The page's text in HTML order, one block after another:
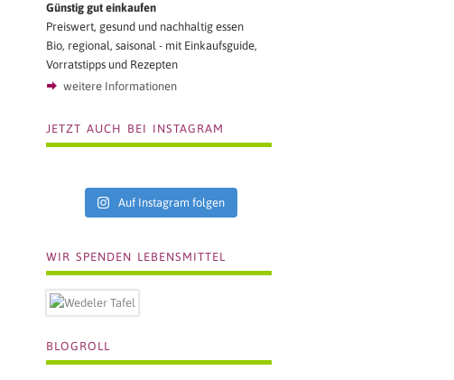
Günstig gut einkaufen
Preiswert, gesund und nachhaltig essen
Bio, regional, saisonal - mit Einkaufsguide,
Vorratstipps und Rezepten
weitere Informationen
JETZT AUCH BEI INSTAGRAM
Auf Instagram folgen
WIR SPENDEN LEBENSMITTEL
BLOGROLL